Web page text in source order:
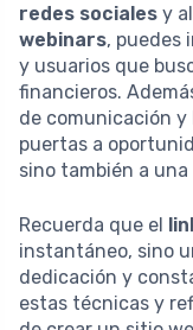
redes sociales y
webinars, puedes
y usuarios que
financieros.
de comunicación y
puertas a
sino también a
Recuerda que el
instantáneo, sino
dedicación y
estas técnicas y